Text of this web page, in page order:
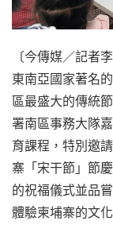
〔今傳媒／記者
東南亞國家著名
區最盛大的傳統
署南區事務大隊
育課程，特別邀
寨「宋干節」節
的祝福儀式並品
體驗柬埔寨的文